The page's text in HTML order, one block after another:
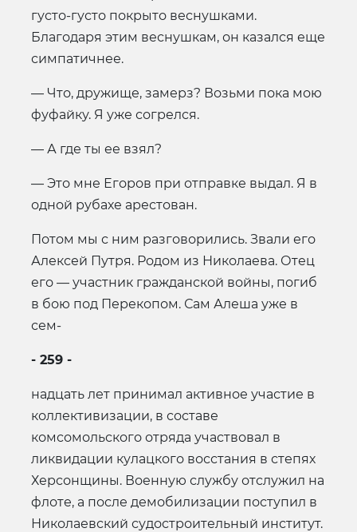
густо-густо покрыто веснушками.
Благодаря этим веснушкам, он казался еще
симпатичнее.
— Что, дружище, замерз? Возьми пока мою
фуфайку. Я уже согрелся.
— А где ты ее взял?
— Это мне Егоров при отправке выдал. Я в
одной рубахе арестован.
Потом мы с ним разговорились. Звали его
Алексей Путря. Родом из Николаева. Отец
его — участник гражданской войны, погиб
в бою под Перекопом. Сам Алеша уже в
сем-
- 259 -
надцать лет принимал активное участие в
коллективизации, в составе
комсомольского отряда участвовал в
ликвидации кулацкого восстания в степях
Херсонщины. Военную службу отслужил на
флоте, а после демобилизации поступил в
Николаевский судостроительный институт.